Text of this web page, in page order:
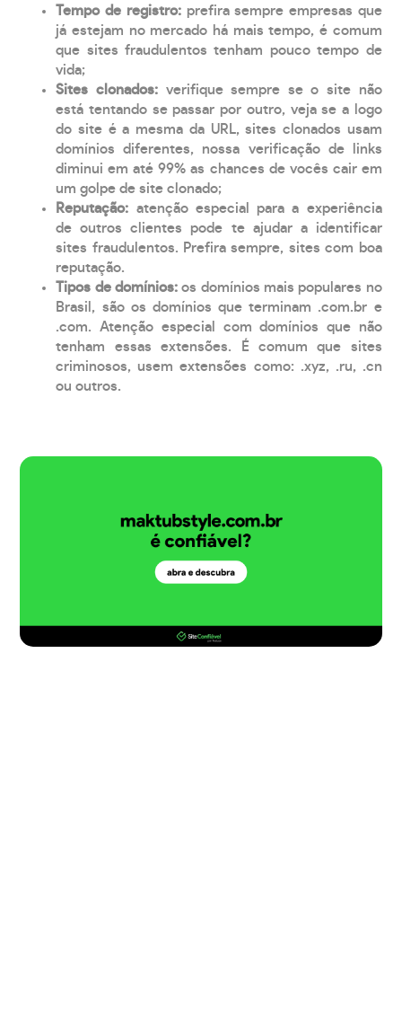
Tempo de registro: prefira sempre empresas que
já estejam no mercado há mais tempo, é comum
que sites fraudulentos tenham pouco tempo de
vida;
Sites clonados: verifique sempre se o site não
está tentando se passar por outro, veja se a logo
do site é a mesma da URL, sites clonados usam
domínios diferentes, nossa verificação de links
diminui em até 99% as chances de vocês cair em
um golpe de site clonado;
Reputação: atenção especial para a experiência
de outros clientes pode te ajudar a identificar
sites fraudulentos. Prefira sempre, sites com boa
reputação.
Tipos de domínios:os domínios mais populares no
Brasil, são os domínios que terminam .com.br e
.com. Atenção especial com domínios que não
tenham essas extensões. É comum que sites
criminosos, usem extensões como: .xyz, .ru, .cn
ou outros.